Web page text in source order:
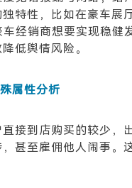
特性，比如在豪车
经销商想要实现稳健
低舆情风险。
属性分析
接到店购买的较少，
甚至雇佣他人闹事